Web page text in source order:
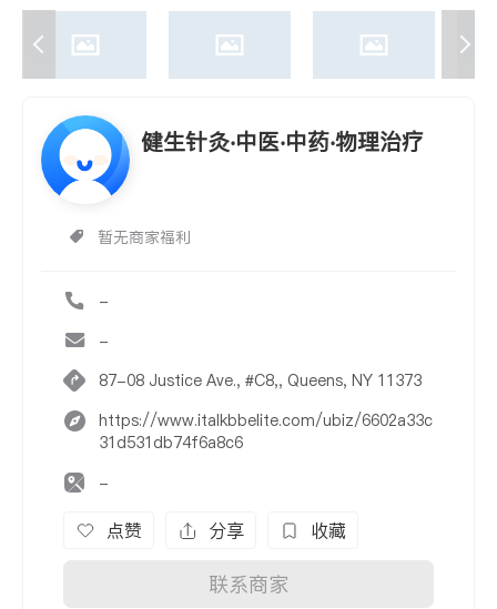
健生针灸‧中医‧中药‧物理治疗
暂无商家福利
-
-
87-08 Justice Ave., #C8,, Queens, NY 11373
https://www.italkbbelite.com/ubiz/6602a33c
31d531db74f6a8c6
-
点赞 分享 收藏
联系商家